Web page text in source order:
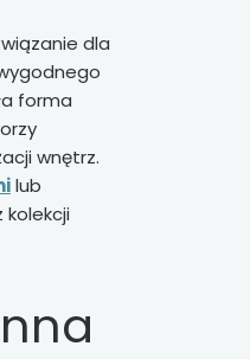
dla
forma
wnętrz.
lub